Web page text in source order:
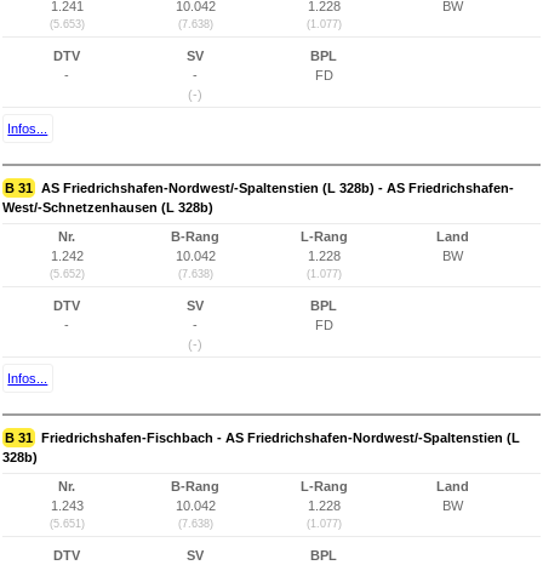
1.241
(5.653)
10.042
(7.638)
1.228
(1.077)
BW
DTV
-
SV
-
(-)
BPL
FD
Infos...
B 31 AS Friedrichshafen-Nordwest/-Spaltenstien (L 328b) - AS Friedrichshafen-
West/-Schnetzenhausen (L 328b)
Nr.
1.242
(5.652)
B-Rang
10.042
(7.638)
L-Rang
1.228
(1.077)
Land
BW
DTV
-
SV
-
(-)
BPL
FD
Infos...
B 31 Friedrichshafen-Fischbach - AS Friedrichshafen-Nordwest/-Spaltenstien (L
328b)
Nr.
1.243
(5.651)
B-Rang
10.042
(7.638)
L-Rang
1.228
(1.077)
Land
BW
DTV
SV
BPL